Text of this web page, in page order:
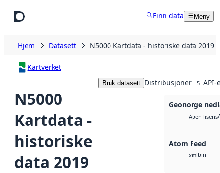
Finn data Meny
Hjem Datasett N5000 Kartdata - historiske data 2019
Kartverket
N5000
Kartdata -
historiske
data 2019
Bruk datasett Distribusjoner 5 API-
Geonorge
Åpen lisens
Atom Feed
xmlbin